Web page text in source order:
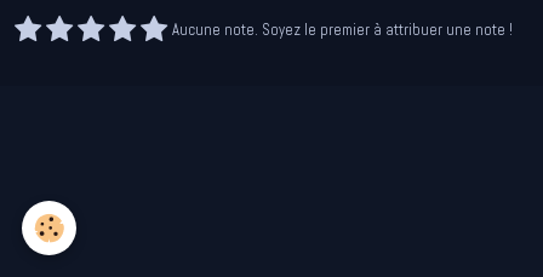
Aucune note. Soyez le premier à attribuer une note !